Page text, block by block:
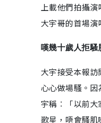
上載他們拍攝
大宇哥的首場
嘆幾十歲人拒騷
大宇接受本報
心心做場騷。
宇稱︰「以前
歌星，唔會騷肌